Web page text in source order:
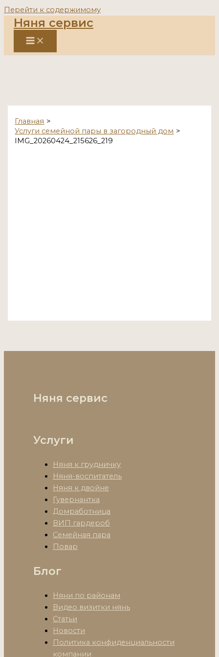
Перейти к содержимому
Няня сервис
Главная
Услуги семейной пары в загородный дом
IMG_20260424_215626_219
Няня сервис
Услуги
Няня к грудничку
Няня-воспитатель
Няня к двойне
Гувернантка
Домработница
ВИП гардероб
Семейная пара
Повар
Блог
Няни по районам
Видео визитки нянь
Статьи
Новости
Политика конфиденциальности
компании